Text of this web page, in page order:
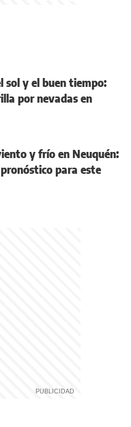
sol y el buen tiempo:
por nevadas en
y frío en Neuquén:
para este